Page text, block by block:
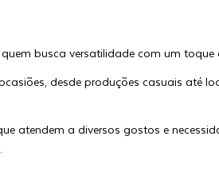
busca versatilidade com um toque
desde produções casuais até
atendem a diversos gostos e